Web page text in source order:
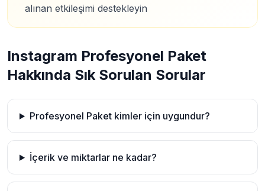
alınan etkileşimi destekleyin
Instagram Profesyonel Paket
Hakkında Sık Sorulan Sorular
Profesyonel Paket kimler için uygundur?
İçerik ve miktarlar ne kadar?